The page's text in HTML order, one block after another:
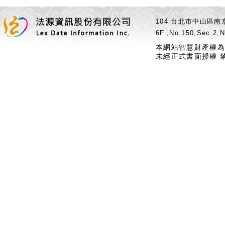
104 台北市中山區
本網站智慧財產權
未經正式書面授權